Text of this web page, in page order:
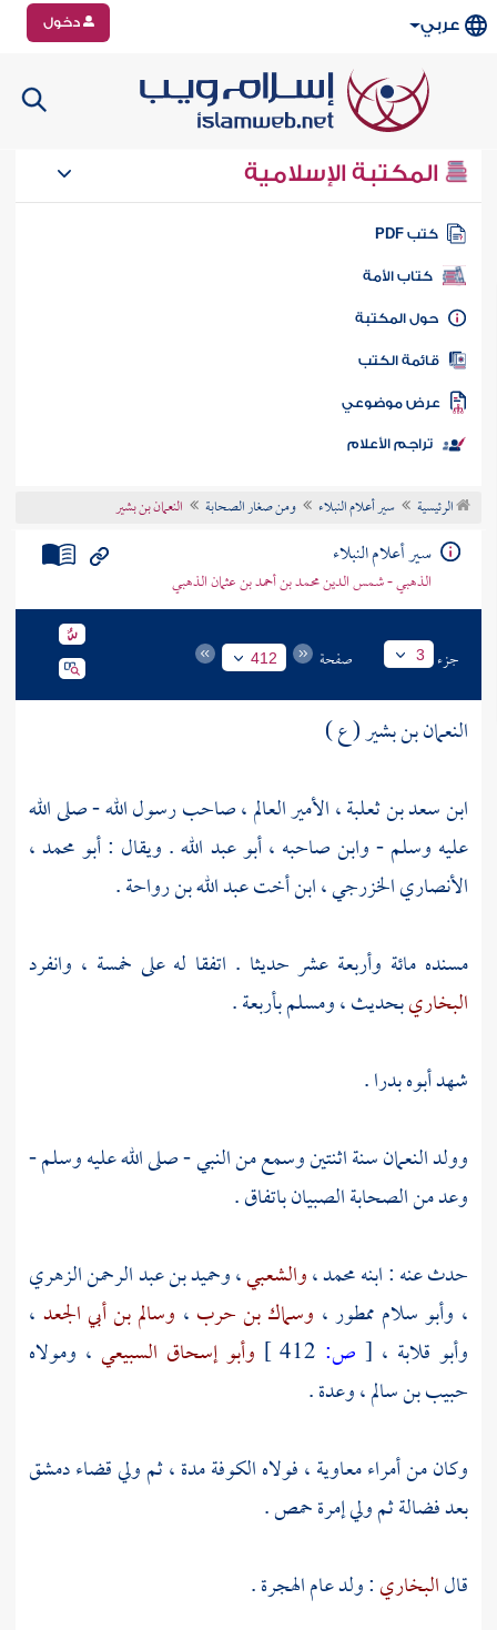
عربي دخول
المكتبة الإسلامية
كتب PDF
كتاب الأمة
المكتبة
الكتب
موضوعي
تراجم الأعلام
الرئيسية سير أعلام النبلاء ومن صغار الصحابة النعمان بن بشير
سير أعلام النبلاء
الذهبي - شمس الدين محمد بن أحمد بن عثمان الذهبي
جزء 3 صفحة 412
النعمان بن بشير ( ع )
ابن سعد بن ثعلبة ، الأمير العالم ، صاحب رسول الله - صلى الله
عليه وسلم - وابن صاحبه ، أبو عبد الله . ويقال : أبو محمد ،
الأنصاري الخزرجي ، ابن أختعبد الله بن رواحة.
مسنده مائة وأربعة عشر حديثا . اتفقا له على خمسة ، وانفرد
البخاريبحديث ،ومسلمبأربعة .
شهد أبوهبدرا.
وولد النعمان سنة اثنتين وسمع من النبي - صلى الله عليه وسلم -
وعد من الصحابة الصبيان باتفاق .
حدث عنه : ابنهمحمد،والشعبي،وحميد بن عبد الرحمن الزهري
، وأبو سلام ممطور، وسماك بن حرب ، وسالم بن أبي الجعد ،
وأبو قلابة ، [ ص: وأبو إسحاق السبيعي ، ومولاه
حبيب بن سالم، وعدة .
وكان من أمراءمعاوية، فولاهالكوفةمدة ، ثم ولي قضاءدمشق
بعدفضالةثم ولي إمرةحمص.
قالالبخاري: ولد عام الهجرة .